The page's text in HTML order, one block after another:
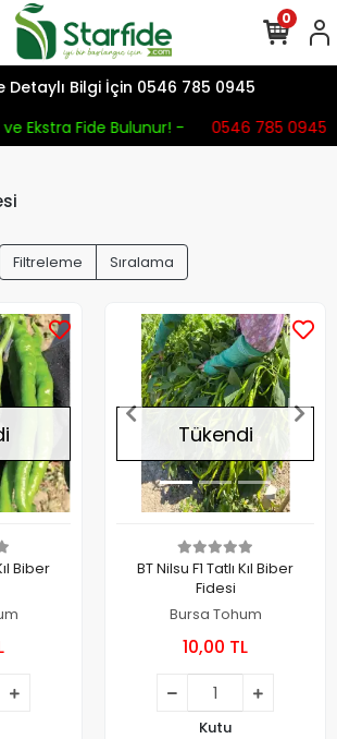
Detaylı Bilgi İçin 0546 785 0945
Ekstra Fide Bulunur! -
0546 785 0945
0
Filtreleme Sıralama
Biber
Tükendi
BT Nilsu F1 Tatlı Kıl Biber
Fidesi
Bursa Tohum
10,00 TL
Kutu